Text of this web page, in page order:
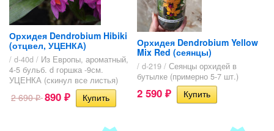
Орхидея Dendrobium Hibiki
(отцвел, УЦЕНКА)
/ d-40d / Из Европы, ароматный,
4-5 бульб. d горшка -9см.
УЦЕНКА (скинул все листья)
2 690₽ 890 ₽
Орхидея Dendrobium Yellow
Mix Red (сеянцы)
/ d-219 / Сеянцы орхидей в
бутылке (примерно 5-7 шт.)
2 590 ₽